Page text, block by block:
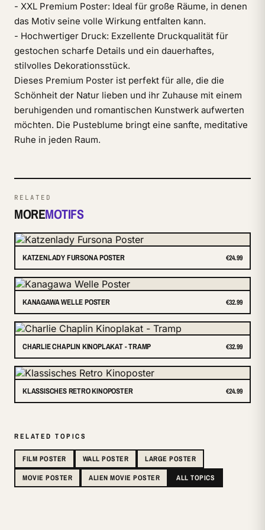
- XXL Premium Poster: Ideal für große Räume, in denen
das Motiv seine volle Wirkung entfalten kann.
- Hochwertiger Druck: Exzellente Druckqualität für
gestochen scharfe Details und ein dauerhaftes,
stilvolles Dekorationsstück.
Dieses Premium Poster ist perfekt für alle, die die
Schönheit der Natur lieben und ihr Zuhause mit einem
beruhigenden und romantischen Kunstwerk aufwerten
möchten. Die Pusteblume bringt eine sanfte, meditative
Ruhe in jeden Raum.
RELATED
MOREMOTIFS
KATZENLADY FURSONA POSTER €24.99
KANAGAWA WELLE POSTER €32.99
CHARLIE CHAPLIN KINOPLAKAT - TRAMP €32.99
KLASSISCHES RETRO KINOPOSTER €24.99
RELATED TOPICS
FILM POSTER WALL POSTER
LARGE POSTER
MOVIE POSTER
ALIEN MOVIE POSTER ALL TOPICS